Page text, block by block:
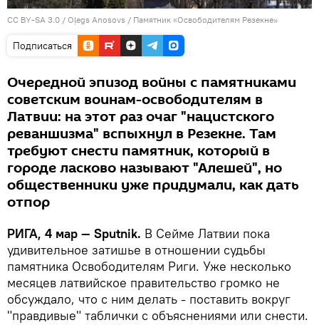
CC BY-SA 3.0 / Oļegs Anosovs / Памятник «Освободителям Резекне»
Подписаться
Очередной эпизод войны с памятниками
советским воинам-освободителям в
Латвии: на этот раз очаг "нацистского
реваншизма" вспыхнул в Резекне. Там
требуют снести памятник, который в
городе ласково называют "Алешей", но
общественники уже придумали, как дать
отпор
РИГА, 4 мар — Sputnik. В Сейме Латвии пока
удивительное затишье в отношении судьбы
памятника Освободителям Риги. Уже несколько
месяцев латвийское правительство громко не
обсуждало, что с ним делать - поставить вокруг
"правдивые" таблички с объяснениями или снести.